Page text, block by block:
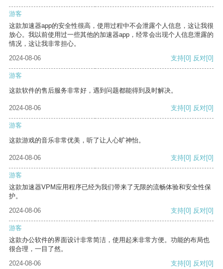
游客
这款加速器app的安全性很高，使用过程中不会泄露个人信息，这让我很
放心。我以前使用过一些其他的加速器app，经常会出现个人信息泄露的
情况，这让我非常担心。
2024-08-06
支持[0] 反对[0]
游客
这款软件的售后服务非常好，遇到问题都能得到及时解决。
2024-08-06 支持[0] 反对[0]
游客
这款游戏的音乐非常优美，听了让人心旷神怡。
2024-08-06 支持[0] 反对[0]
游客
这款加速器VPM应用程序已经为我们带来了无限的流畅体验和安全性保
护。
2024-08-06
支持[0] 反对[0]
游客
这款办公软件的界面设计非常简洁，使用起来非常方便。功能的布局也
很合理，一目了然。
2024-08-06
支持[0] 反对[0]